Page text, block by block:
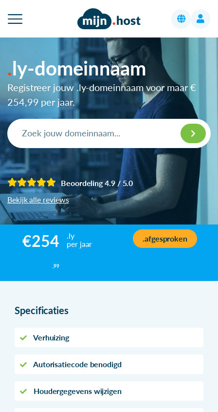
ly-domeinnaam
Registreer jouw .ly-domeinnaam voor maar €
254,99 per jaar.
Beoordeling 4.9 / 5.0
Bekijk alle reviews
€254
,99
.ly
per jaar
.afgesproken
Specificaties
Verhuizing
Autorisatiecode benodigd
Houdergegevens wijzigen